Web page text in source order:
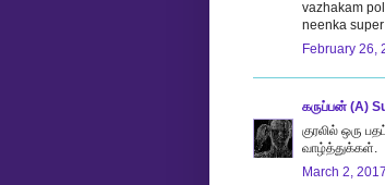
vazhakam
neenka
February 26,
கருப்பன் (A)
குரலில் ஒரு
வாழ்த்துக்கள்.
March 2,